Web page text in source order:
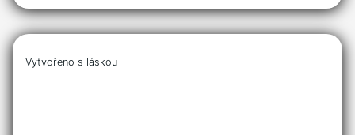
Vytvořeno s láskou